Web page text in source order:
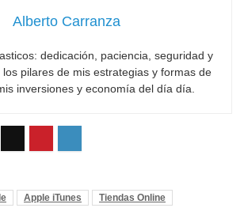
Alberto Carranza
dedicación, paciencia, seguridad y
pilares de mis estrategias y formas de
inversiones y economía del día día.
Apple iTunes Tiendas Online